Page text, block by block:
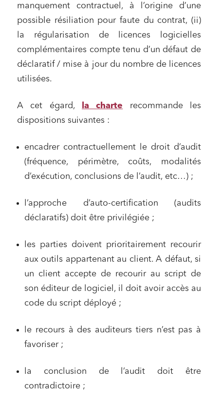
manquement contractuel, à l’origine d’une
possible résiliation pour faute du contrat, (ii)
la régularisation de licences logicielles
complémentaires compte tenu d’un défaut de
déclaratif / mise à jour du nombre de licences
utilisées.
A cet égard, la charte recommande les
dispositions suivantes :
encadrer contractuellement le droit d’audit
(fréquence, périmètre, coûts, modalités
d’exécution, conclusions de l’audit, etc…) ;
l’approche d’auto-certification (audits
déclaratifs) doit être privilégiée ;
les parties doivent prioritairement recourir
aux outils appartenant au client. A défaut, si
un client accepte de recourir au script de
son éditeur de logiciel, il doit avoir accès au
code du script déployé ;
le recours à des auditeurs tiers n’est pas à
favoriser ;
la conclusion de l’audit doit être
contradictoire ;